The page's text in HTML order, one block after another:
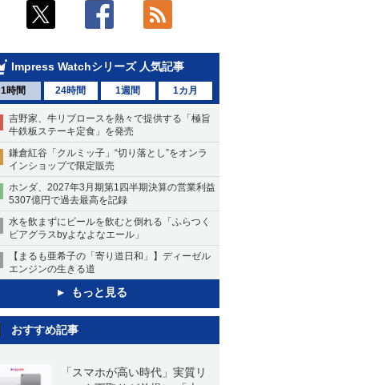
Impress Watchシリーズ 人気記事
1時間 24時間 1週間 1カ月
吉野家、牛リブロースを熱々で提供する「極旨
牛鉄板ステーキ定食」を発売
鎌倉紅谷「クルミッ子」“切り落とし”をオンラ
インショップで限定販売
ホンダ、2027年3月期第1四半期決算の営業利益
5307億円で過去最高を記録
水を飲まずにビールを飲むと倒れる「ふらつく
ビアグラスbyよなよなエール」
【まるも亜希子の「寄り道日和」】ディーゼル
エンジンの生きる道
もっと見る
おすすめ記事
「スマホが高い時代」実質リ